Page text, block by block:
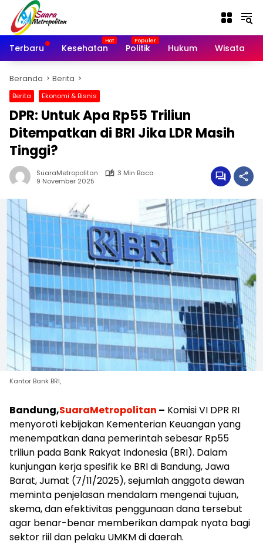
Langsung
konten
Terbaru
Kesehatan Politik Hukum Wisata
Beranda Berita
Berita Ekonomi & Bisnis
DPR: Untuk Apa Rp55 Triliun
Ditempatkan di BRI Jika LDR Masih
Tinggi?
SuaraMetropolitan
3 Min Baca
9 November 2025
Kantor Bank BRI,
Bandung,SuaraMetropolitan – Komisi VI DPR RI
menyoroti kebijakan Kementerian Keuangan yang
menempatkan dana pemerintah sebesar Rp55
triliun pada Bank Rakyat Indonesia (BRI). Dalam
kunjungan kerja spesifik ke BRI di Bandung, Jawa
Barat, Jumat (7/11/2025), sejumlah anggota dewan
meminta penjelasan mendalam mengenai tujuan,
skema, dan efektivitas penggunaan dana tersebut
agar benar-benar memberikan dampak nyata bagi
sektor riil dan pelaku UMKM di daerah.